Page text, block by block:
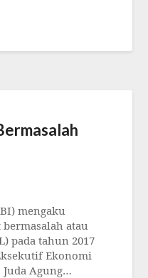
mengaku
atau
pada tahun 2017
Ekonomi
Agung…